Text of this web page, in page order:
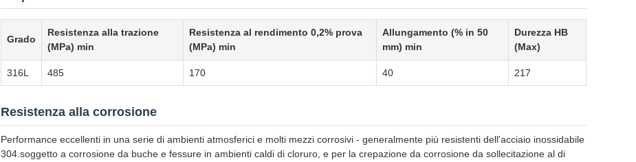
Grado
Resistenza alla trazione
(MPa) min
Resistenza al rendimento 0,2% prova
(MPa) min
Allungamento (% in 50
mm) min
Durezza HB
(Max)
316L 485 170 40 217
Resistenza alla corrosione
Performance eccellenti in una serie di ambienti atmosferici e molti mezzi corrosivi - generalmente più resistenti dell'acciaio inossidabile
304.soggetto a corrosione da buche e fessure in ambienti caldi di cloruro, e per la crepazione da corrosione da sollecitazione al di